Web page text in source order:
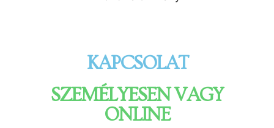
KAPCSOLAT
SZEMÉLYESEN VAGY
ONLINE